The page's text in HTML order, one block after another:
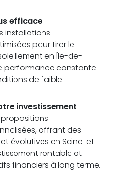
efficace
installations
pour tirer le
en Île-de-
performance constante
de faible
investissement
offrant des
évolutives en Seine-et-
rentable et
financiers à long terme.